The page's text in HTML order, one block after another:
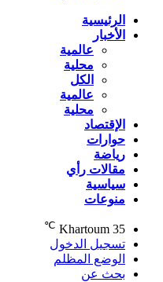
الرئيسية
الأخبار
عالمية
محلية
الكل
عالمية
محلية
الإقتصاد
حوارات
رياضة
مقالات رأي
سياسية
منوعات
Khartoum 35
℃
تسجيل الدخول
الوضع المظلم
بحث عن